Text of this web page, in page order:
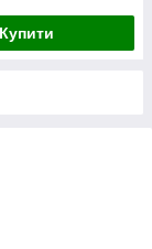
Купити